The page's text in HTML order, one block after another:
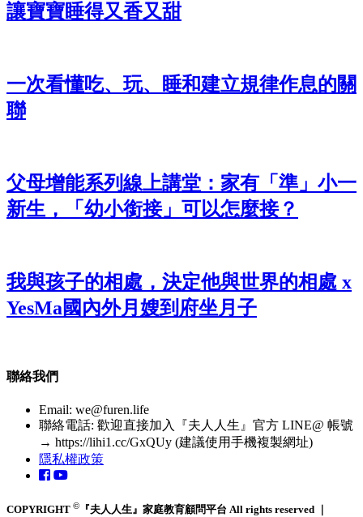
讓寶寶睡得又香又甜
一次看懂吃、玩、睡和建立規律作息的關
聯
父母增能系列線上講堂：家有「準」小一
新生，「幼小銜接」可以怎麼接？
我與孩子的相處，決定他與世界的相處 x
YesMa國內外月嫂到府坐月子
聯絡我們
Email: we@furen.life
聯絡電話: 歡迎直接加入『夫人人生』官方 LINE@ 帳號
→ https://lihi1.cc/GxQUy (建議使用手機複製網址)
隱私權政策
COPYRIGHT ©
『夫人人生』家庭教育顧問平台 All rights reserved ｜